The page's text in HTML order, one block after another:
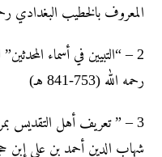
المعروف بالخطيب البغدادي رحمه الله
2 – “التبيين في أسماء
رحمه الله (753-841 هـ)
3 – ” تعريف أهل التقديس
شهاب الدين أحمد بن علي إبن حجر